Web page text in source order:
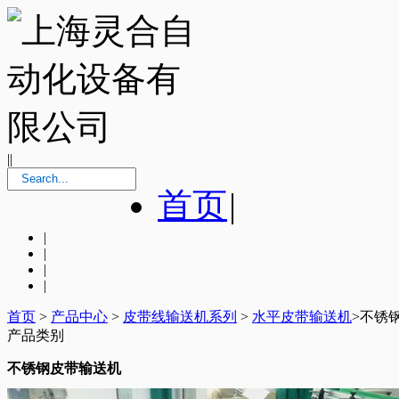
||
首页|
|
|
|
|
首页 > 产品中心 > 皮带线输送机系列 > 水平皮带输送机>不锈
产品类别
不锈钢皮带输送机